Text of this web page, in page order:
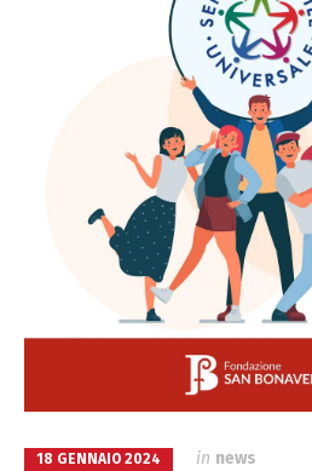
18 GENNAIO 2024 in news